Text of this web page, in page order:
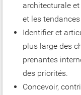
architecturale
et les
Identifier et
plus large des
prenantes
des priorités.
Concevoir,